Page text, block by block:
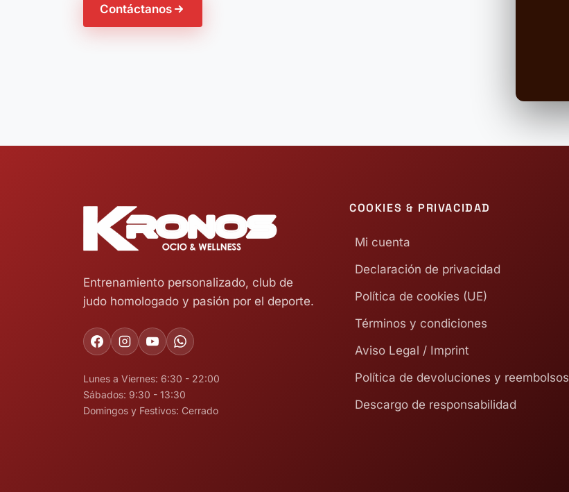
Contáctanos
Entrenamiento personalizado, club de
judo homologado y pasión por el deporte.
Lunes a Viernes: 6:30 - 22:00
Sábados: 9:30 - 13:30
Domingos y Festivos: Cerrado
COOKIES & PRIVACIDAD
Mi cuenta
Declaración de privacidad
Política de cookies (UE)
Términos y condiciones
Aviso Legal / Imprint
Política de devoluciones y reembolsos
Descargo de responsabilidad